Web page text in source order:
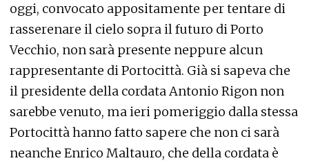
oggi, convocato appositamente per tentare di
rasserenare il cielo sopra il futuro di Porto
Vecchio, non sarà presente neppure alcun
rappresentante di Portocittà. Già si sapeva che
il presidente della cordata Antonio Rigon non
sarebbe venuto, ma ieri pomeriggio dalla stessa
Portocittà hanno fatto sapere che non ci sarà
neanche Enrico Maltauro, che della cordata è